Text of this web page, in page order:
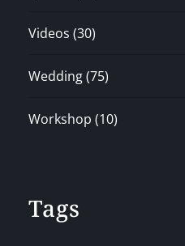
Videos (30)
Wedding(75)
Workshop (10)
Tags